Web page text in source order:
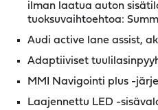
ilman laatua auton
tuoksuvaihtoehtoa:
Audi active lane assist,
Adaptiiviset
MMI Navigointi plus -
Laajennettu LED -